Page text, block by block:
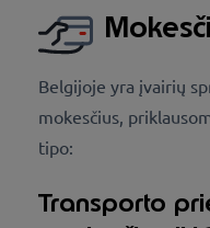
Belgijoje yra įvairių
mokesčius,
tipo:
Transporto